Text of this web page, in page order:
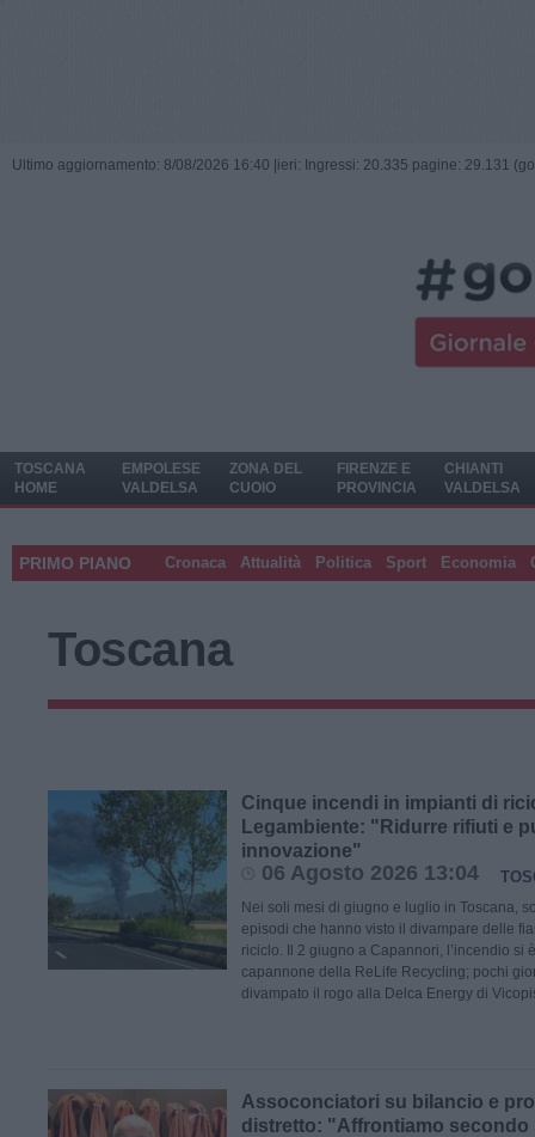
Ultimo aggiornamento: 8/08/2026 16:40 | ieri: Ingressi: 20.335 pagine: 29.131
TOSCANA
HOME
EMPOLESE
VALDELSA
ZONA DEL
CUOIO
FIRENZE E
PROVINCIA
CHIANTI
VALDELSA
PRIMO PIANO Cronaca Attualità Politica Sport Economia
Toscana
Cinque incendi in impianti di
Legambiente: "Ridurre rifiuti e
innovazione"
06 Agosto 2026 13:04
Nei soli mesi di giugno e luglio in Toscana,
episodi che hanno visto il divampare delle
riciclo. Il 2 giugno a Capannori, l’incendio si
capannone della ReLife Recycling; pochi
divampato il rogo alla Delca Energy di
Assoconciatori su bilancio e
distretto: "Affrontiamo secondo